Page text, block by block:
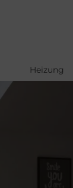
Heizung